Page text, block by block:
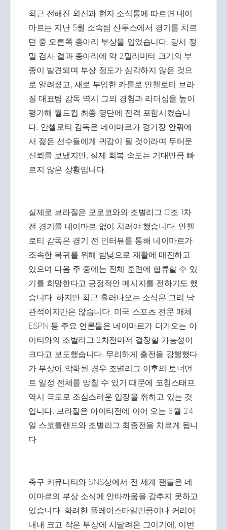
최근 전해진 외신과 현지 소식통에 따르면 네이
마르는 지난 5월 소속팀 산투스에서 경기를 치르
던 중 오른쪽 종아리 부상을 입었습니다. 당시 정
밀 검사 결과 종아리에 약 2밀리미터 크기의 부
종이 발견되며 부상 정도가 심각하지 않은 것으
로 알려졌고, 새로 부임한 카를로 안첼로티 브라
질 대표팀 감독 역시 그의 경험과 리더십을 높이
평가해 월드컵 최종 명단에 전격 포함시켰습니
다. 안첼로티 감독은 네이마르가 경기장 안팎에
서 젊은 선수들에게 귀감이 될 것이라며 두터운
신뢰를 보냈지만, 실제 회복 속도는 기대만큼 빠
르지 않은 상황입니다.
실제로 브라질은 모로코와의 조별리그 C조 1차
전 경기를 네이마르 없이 치러야 했습니다. 안첼
로티 감독은 경기 전 인터뷰를 통해 네이마르가
조속한 복귀를 위해 밤낮으로 재활에 매진하고
있으며 다음 주 중에는 전체 훈련에 합류할 수 있
기를 희망한다고 긍정적인 메시지를 전하기도 했
습니다. 하지만 최근 흘러나오는 소식은 그리 낙
관적이지만은 않습니다. 미국 스포츠 전문 매체
ESPN 등 주요 언론들은 네이마르가 다가오는 아
이티와의 조별리그 2차전마저 결장할 가능성이
크다고 보도했습니다. 무리하게 출전을 강행했다
가 부상이 악화될 경우 조별리그 이후의 토너먼
트 일정 전체를 망칠 수 있기 때문에 코칭스태프
역시 극도로 조심스러운 입장을 취하고 있는 것
입니다. 브라질은 아이티전에 이어 오는 6월 24
일 스코틀랜드와 조별리그 최종전을 치르게 됩니
다.
축구 커뮤니티와 SNS상에서 전 세계 팬들은 네
이마르의 부상 소식에 안타까움을 감추지 못하고
있습니다. 화려한 플레이스타일만큼이나 커리어
내내 크고 작은 부상에 시달려온 그이기에, 이번